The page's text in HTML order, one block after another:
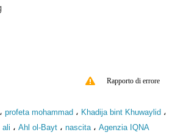
Rapporto di errore
، profeta mohammad ، Khadija bint Khuwaylid ،
ali ، Ahl ol-Bayt ، nascita ، Agenzia IQNA